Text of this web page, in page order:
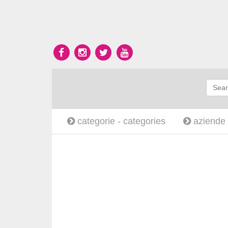
categorie - categories aziende